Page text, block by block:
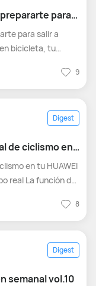
prepararte para
para salir a
externos 9
Digest
de ciclismo en
datos
en tu HUAWEI
de
pedalear, usando 8
Digest
semanal vol.10